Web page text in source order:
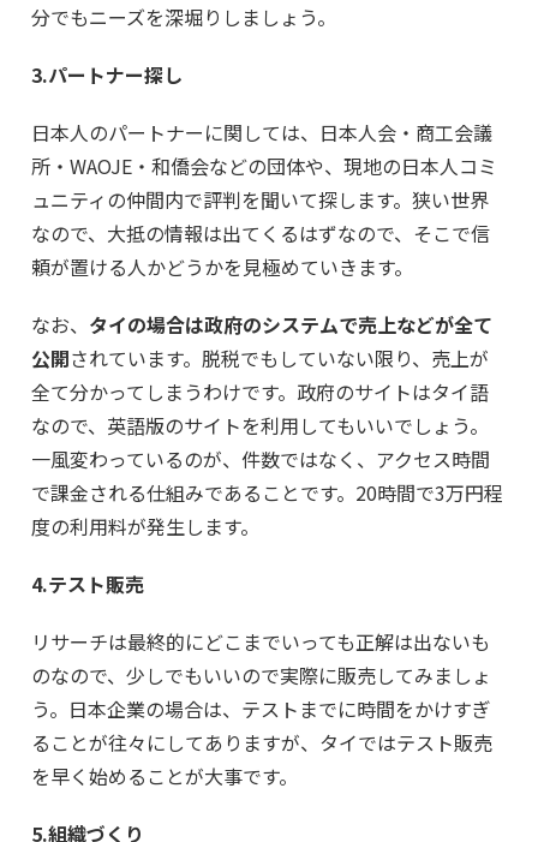
分でもニーズを深堀りしましょう。
3.パートナー探し
日本人のパートナーに関しては、日本人会・商工会議
所・WAOJE・和僑会などの団体や、現地の日本人コミ
ュニティの仲間内で評判を聞いて探します。狭い世界
なので、大抵の情報は出てくるはずなので、そこで信
頼が置ける人かどうかを見極めていきます。
なお、 タイの場合は政府のシステムで売上などが全て
公開されています。脱税でもしていない限り、売上が
全て分かってしまうわけです。政府のサイトはタイ語
なので、英語版のサイトを利用してもいいでしょう。
一風変わっているのが、件数ではなく、アクセス時間
で課金される仕組みであることです。20時間で3万円程
度の利用料が発生します。
4.テスト販売
リサーチは最終的にどこまでいっても正解は出ないも
のなので、少しでもいいので実際に販売してみましょ
う。日本企業の場合は、テストまでに時間をかけすぎ
ることが往々にしてありますが、タイではテスト販売
を早く始めることが大事です。
5.組織づくり